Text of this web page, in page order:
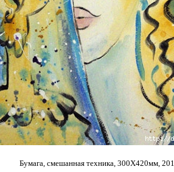
Бумага, смешанная техника, 300Х420мм,